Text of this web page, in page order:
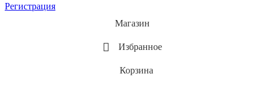
Регистрация
Магазин
Избранное
Корзина